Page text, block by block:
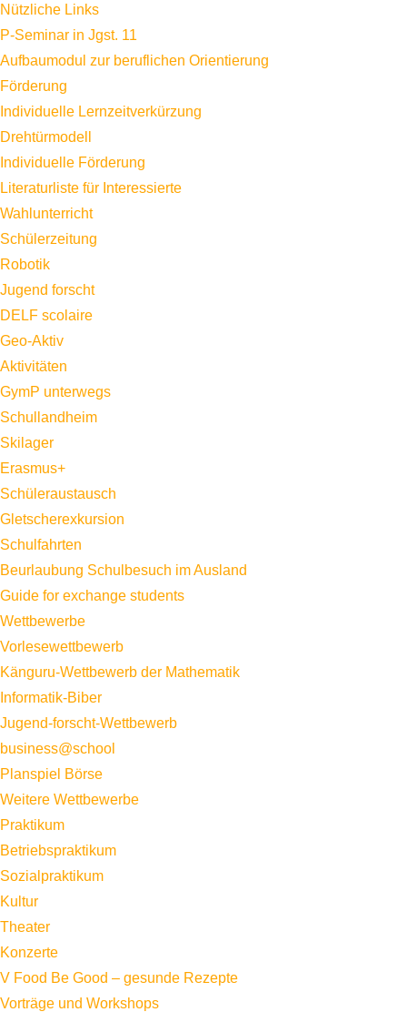
Nützliche Links
P-Seminar in Jgst. 11
Aufbaumodul zur beruflichen Orientierung
Förderung
Individuelle Lernzeitverkürzung
Drehtürmodell
Individuelle Förderung
Literaturliste für Interessierte
Wahlunterricht
Schülerzeitung
Robotik
Jugend forscht
DELF scolaire
Geo-Aktiv
Aktivitäten
GymP unterwegs
Schullandheim
Skilager
Erasmus+
Schüleraustausch
Gletscherexkursion
Schulfahrten
Beurlaubung Schulbesuch im Ausland
Guide for exchange students
Wettbewerbe
Vorlesewettbewerb
Känguru-Wettbewerb der Mathematik
Informatik-Biber
Jugend-forscht-Wettbewerb
business@school
Planspiel Börse
Weitere Wettbewerbe
Praktikum
Betriebspraktikum
Sozialpraktikum
Kultur
Theater
Konzerte
V Food Be Good – gesunde Rezepte
Vorträge und Workshops